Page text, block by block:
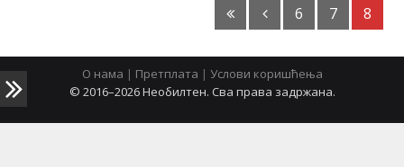
Претплата
Пријава
6 7 8
О нама | Претплата | Услови коришћења
© 2016–2026 Необилтен. Сва права задржана.